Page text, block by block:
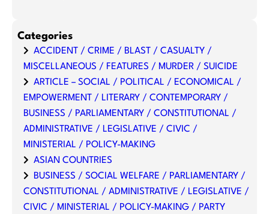
Categories
ACCIDENT / CRIME / BLAST / CASUALTY /
MISCELLANEOUS / FEATURES / MURDER / SUICIDE
ARTICLE – SOCIAL / POLITICAL / ECONOMICAL /
EMPOWERMENT / LITERARY / CONTEMPORARY /
BUSINESS / PARLIAMENTARY / CONSTITUTIONAL /
ADMINISTRATIVE / LEGISLATIVE / CIVIC /
MINISTERIAL / POLICY-MAKING
ASIAN COUNTRIES
BUSINESS / SOCIAL WELFARE / PARLIAMENTARY /
CONSTITUTIONAL / ADMINISTRATIVE / LEGISLATIVE /
CIVIC / MINISTERIAL / POLICY-MAKING / PARTY